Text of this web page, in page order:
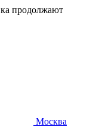
продолжают
Москва